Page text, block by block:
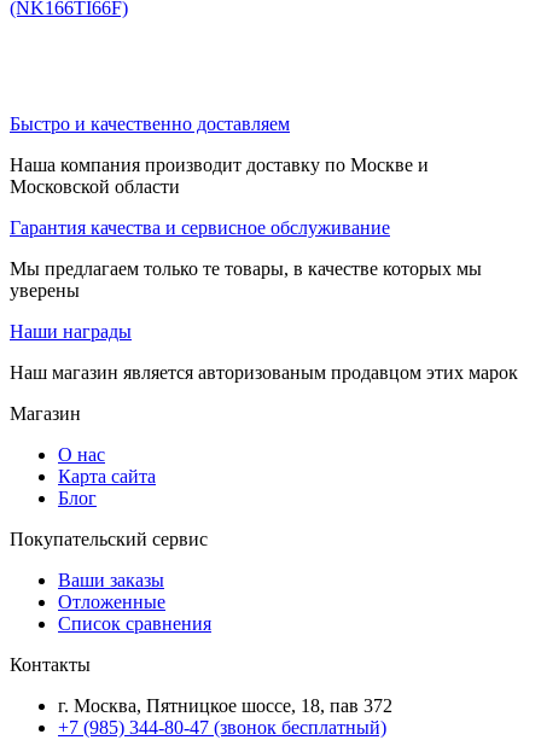
(NK166TI66F)
Быстро и качественно доставляем
Наша компания производит доставку по Москве и
Московской области
Гарантия качества и сервисное обслуживание
Мы предлагаем только те товары, в качестве которых мы
уверены
Наши награды
Наш магазин является авторизованым продавцом этих марок
Магазин
О нас
Карта сайта
Блог
Покупательский сервис
Ваши заказы
Отложенные
Список сравнения
Контакты
г. Москва, Пятницкое шоссе, 18, пав 372
+7 (985) 344-80-47 (звонок бесплатный)